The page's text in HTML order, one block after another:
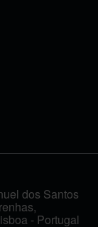
dos Santos
- Portugal